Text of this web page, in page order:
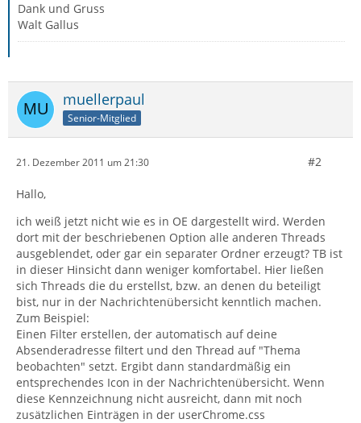
Dank und Gruss
Walt Gallus
muellerpaul
Senior-Mitglied
21. Dezember 2011 um 21:30 #2
Hallo,
ich weiß jetzt nicht wie es in OE dargestellt wird. Werden
dort mit der beschriebenen Option alle anderen Threads
ausgeblendet, oder gar ein separater Ordner erzeugt? TB ist
in dieser Hinsicht dann weniger komfortabel. Hier ließen
sich Threads die du erstellst, bzw. an denen du beteiligt
bist, nur in der Nachrichtenübersicht kenntlich machen.
Zum Beispiel:
Einen Filter erstellen, der automatisch auf deine
Absenderadresse filtert und den Thread auf "Thema
beobachten" setzt. Ergibt dann standardmäßig ein
entsprechendes Icon in der Nachrichtenübersicht. Wenn
diese Kennzeichnung nicht ausreicht, dann mit noch
zusätzlichen Einträgen in der userChrome.css